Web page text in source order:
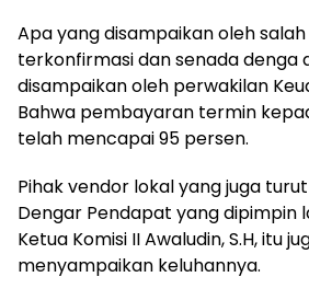
Apa yang disampaikan oleh
terkonfirmasi dan senada denga
disampaikan oleh perwakilan
Bahwa pembayaran termin
telah mencapai 95 persen.
Pihak vendor lokal yang juga
Dengar Pendapat yang dipimpin
Ketua Komisi II Awaludin, S.H, itu
menyampaikan keluhannya.